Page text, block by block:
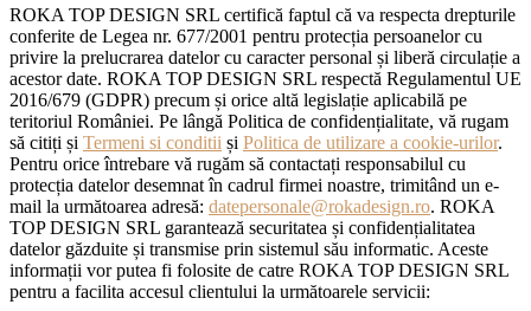
ROKA TOP DESIGN SRL certifică faptul că va respecta drepturile
conferite de Legea nr. 677/2001 pentru protecția persoanelor cu
privire la prelucrarea datelor cu caracter personal și liberă circulație a
acestor date. ROKA TOP DESIGN SRL respectă Regulamentul UE
2016/679 (GDPR) precum și orice altă legislație aplicabilă pe
teritoriul României. Pe lângă Politica de confidențialitate, vă rugam
să citiți și Termeni si conditii și Politica de utilizare a cookie-urilor.
Pentru orice întrebare vă rugăm să contactați responsabilul cu
protecția datelor desemnat în cadrul firmei noastre, trimitând un e-
mail la următoarea adresă: datepersonale@rokadesign.ro. ROKA
TOP DESIGN SRL garantează securitatea și confidențialitatea
datelor găzduite și transmise prin sistemul său informatic. Aceste
informații vor putea fi folosite de catre ROKA TOP DESIGN SRL
pentru a facilita accesul clientului la următoarele servicii: